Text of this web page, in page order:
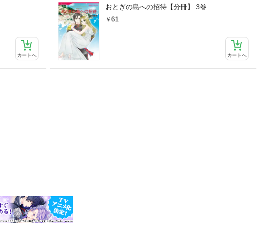
カートへ
おとぎの島への招待【分冊】 3巻
61
カートへ